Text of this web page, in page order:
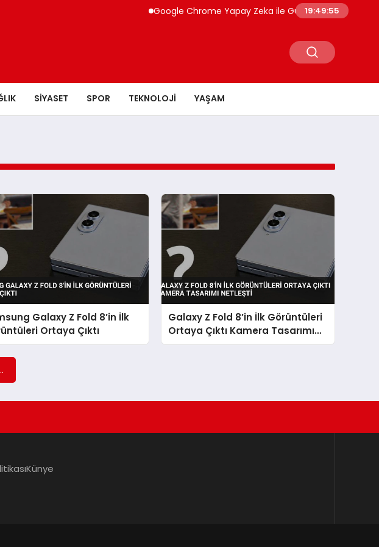
Google Chrome Yapay Zeka ile Güçleniyor Gemini
19:49:55
SIYASET SPOR TEKNOLOJI YAŞAM
Galaxy Z Fold 8’in İlk
Ortaya Çıktı
Galaxy Z Fold 8’in İlk Görüntüleri
Ortaya Çıktı Kamera Tasarımı
Netleşti
Künye